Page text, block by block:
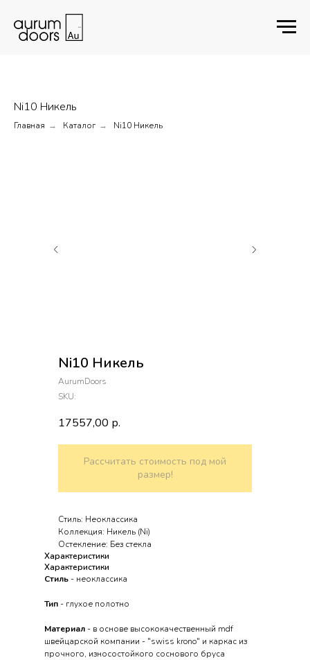
Ni10 Никель
Главная → Каталог → Ni10 Никель
Ni10 Никель
AurumDoors
SKU:
17557,00 р.
Рассчитать стоимость под мой
размер!
Стиль: Неоклассика
Коллекция: Никель (Ni)
Остекление: Без стекла
Характеристики
Характеристики
Стиль - неоклассика
Тип - глухое полотно
Материал - в основе высококачественный mdf
швейцарской компании - "swiss krono" и каркас из
прочного, износостойкого соснового бруса